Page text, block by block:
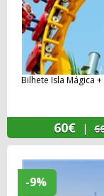
Bilhete Isla Mágica
60€ |
-9%